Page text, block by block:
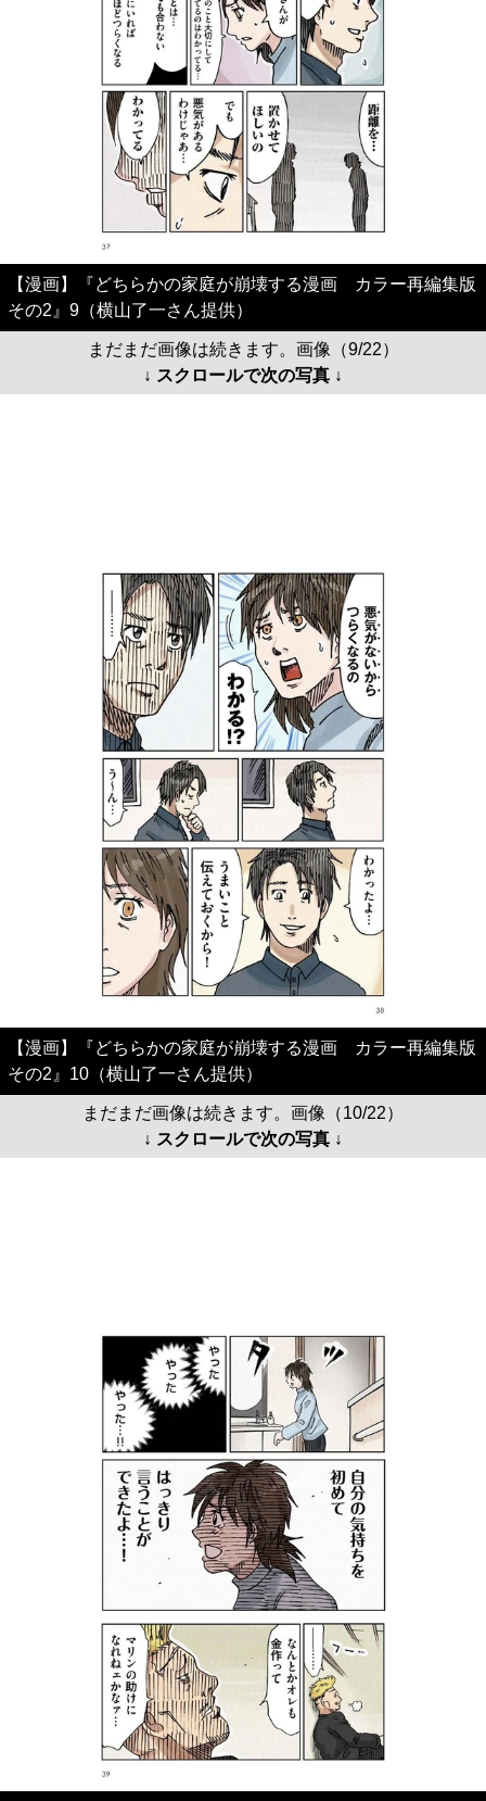
【漫画】『どちらかの家庭が崩壊する漫画 カラー再編集版
その2』9（横山了一さん提供）
まだまだ画像は続きます。画像（9/22）
↓ スクロールで次の写真 ↓
【漫画】『どちらかの家庭が崩壊する漫画 カラー再編集版
その2』10（横山了一さん提供）
まだまだ画像は続きます。画像（10/22）
↓ スクロールで次の写真 ↓